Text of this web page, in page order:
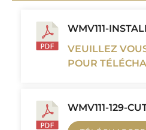
WMV111-
VEUILLEZ
POUR
WMV111-129-